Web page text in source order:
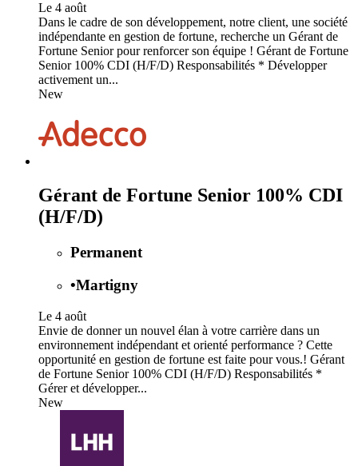
Le 4 août
Dans le cadre de son développement, notre client, une société
indépendante en gestion de fortune, recherche un Gérant de
Fortune Senior pour renforcer son équipe ! Gérant de Fortune
Senior 100% CDI (H/F/D) Responsabilités * Développer
activement un...
New
Gérant de Fortune Senior 100% CDI
(H/F/D)
Permanent
•Martigny
Le 4 août
Envie de donner un nouvel élan à votre carrière dans un
environnement indépendant et orienté performance ? Cette
opportunité en gestion de fortune est faite pour vous.! Gérant
de Fortune Senior 100% CDI (H/F/D) Responsabilités *
Gérer et développer...
New